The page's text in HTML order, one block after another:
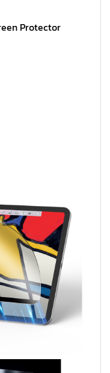
Protector